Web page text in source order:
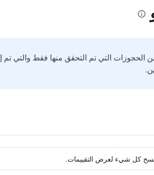
الحجوزات التي تم التحقق منها فقط والتي
مسح كل شيء لعرض التقييمات.